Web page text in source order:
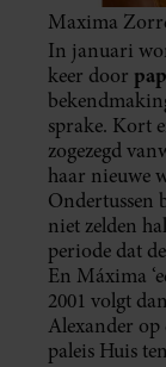
Maxima
In januari
keer door
sprake. Kort
zogezegd
haar nieuwe
Ondertussen
niet zelden
periode dat
En Máxima
2001 volgt
Alexander
paleis Huis